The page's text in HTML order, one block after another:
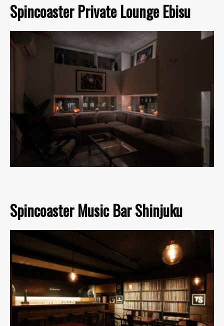
Spincoaster Private Lounge Ebisu
Spincoaster Music Bar Shinjuku